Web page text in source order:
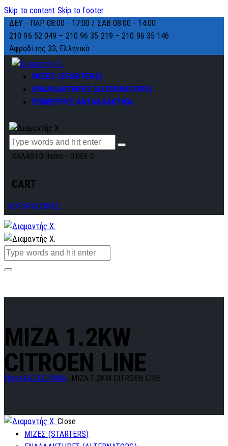
Skip to content Skip to footer
ΔΕΥ - ΠΑΡ 08:00 - 17:00 / ΣΑΒ 08:00 - 14:00
210 96 52 049 – 210 96 35 219 –210 96 35 146
Αφροδίτης 33, Ελληνικό
ΜΙΖΕΣ (STARTERS)
ΕΝΑΛΛΑΚΤΗΡΕΣ (ALTERNATORS)
ΕΠΙΜΕΡΟΥΣ ΑΝΤΑΛΛΑΚΤΙΚΑ
ΚΑΛΑΘΙ 0 items - 0.00€ 0
CART
ΛΟΓΑΡΙΑΣΜΟΣ
MIZA 1.2KW
CITROEN LINE
Home ΚΑΤΑΣΤΗΜΑ... MIZA 1.2KW CITROEN LINE
Close
ΜΙΖΕΣ (STARTERS)